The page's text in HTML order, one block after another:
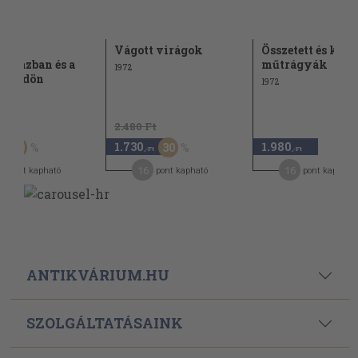
és a
50
pont kapható
Vágott virágok
1972
2.480 Ft
1.730 ,-Ft 30
pont kapható
Összetett és
műtrágyák
1972
1.980 ,-Ft
pont kapható
ANTIKVÁRIUM.HU
SZOLGÁLTATÁSAINK